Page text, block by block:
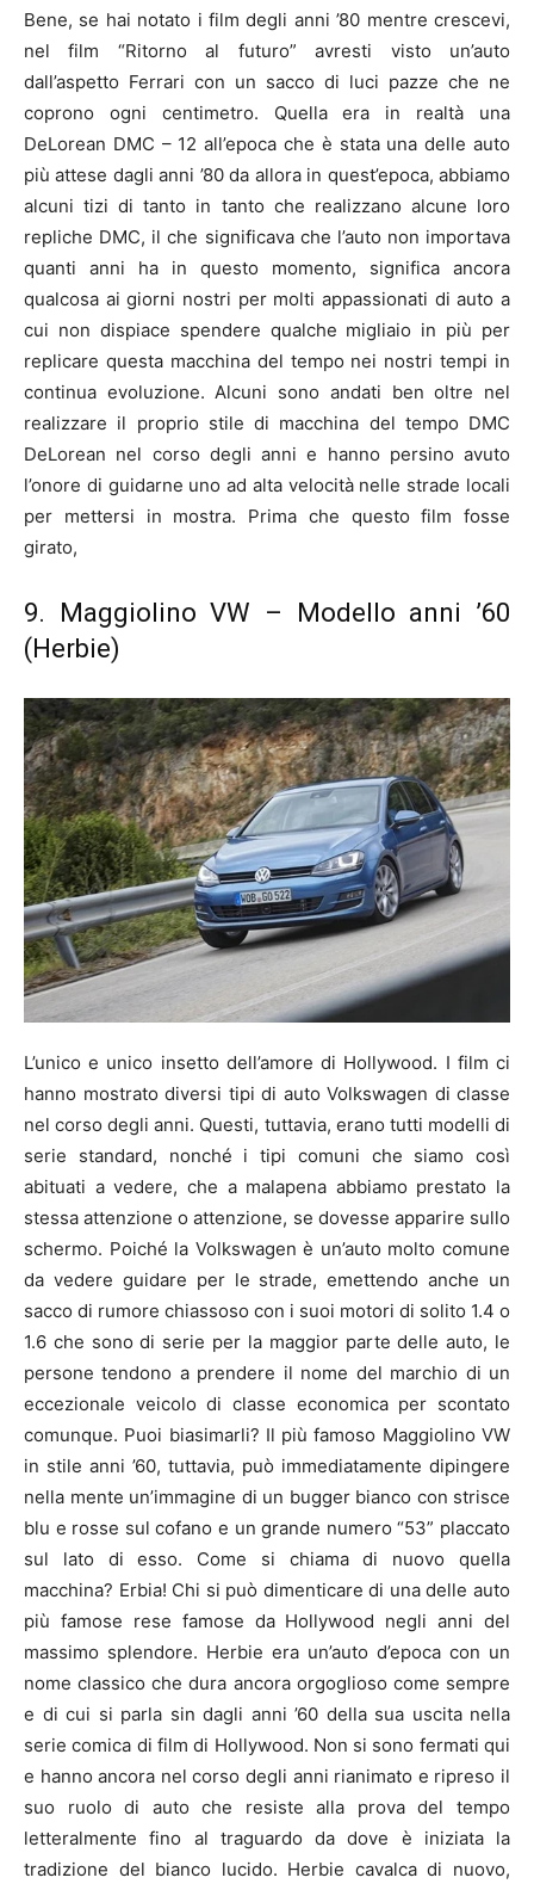
Bene, se hai notato i film degli anni ’80 mentre crescevi,
nel film “Ritorno al futuro” avresti visto un’auto
dall’aspetto Ferrari con un sacco di luci pazze che ne
coprono ogni centimetro. Quella era in realtà una
DeLorean DMC – 12 all’epoca che è stata una delle auto
più attese dagli anni ’80 da allora in quest’epoca, abbiamo
alcuni tizi di tanto in tanto che realizzano alcune loro
repliche DMC, il che significava che l’auto non importava
quanti anni ha in questo momento, significa ancora
qualcosa ai giorni nostri per molti appassionati di auto a
cui non dispiace spendere qualche migliaio in più per
replicare questa macchina del tempo nei nostri tempi in
continua evoluzione. Alcuni sono andati ben oltre nel
realizzare il proprio stile di macchina del tempo DMC
DeLorean nel corso degli anni e hanno persino avuto
l’onore di guidarne uno ad alta velocità nelle strade locali
per mettersi in mostra. Prima che questo film fosse
girato,
9. Maggiolino VW – Modello anni ’60
(Herbie)
L’unico e unico insetto dell’amore di Hollywood. I film ci
hanno mostrato diversi tipi di auto Volkswagen di classe
nel corso degli anni. Questi, tuttavia, erano tutti modelli di
serie standard, nonché i tipi comuni che siamo così
abituati a vedere, che a malapena abbiamo prestato la
stessa attenzione o attenzione, se dovesse apparire sullo
schermo. Poiché la Volkswagen è un’auto molto comune
da vedere guidare per le strade, emettendo anche un
sacco di rumore chiassoso con i suoi motori di solito 1.4 o
1.6 che sono di serie per la maggior parte delle auto, le
persone tendono a prendere il nome del marchio di un
eccezionale veicolo di classe economica per scontato
comunque. Puoi biasimarli? Il più famoso Maggiolino VW
in stile anni ’60, tuttavia, può immediatamente dipingere
nella mente un’immagine di un bugger bianco con strisce
blu e rosse sul cofano e un grande numero “53” placcato
sul lato di esso. Come si chiama di nuovo quella
macchina? Erbia! Chi si può dimenticare di una delle auto
più famose rese famose da Hollywood negli anni del
massimo splendore. Herbie era un’auto d’epoca con un
nome classico che dura ancora orgoglioso come sempre
e di cui si parla sin dagli anni ’60 della sua uscita nella
serie comica di film di Hollywood. Non si sono fermati qui
e hanno ancora nel corso degli anni rianimato e ripreso il
suo ruolo di auto che resiste alla prova del tempo
letteralmente fino al traguardo da dove è iniziata la
tradizione del bianco lucido. Herbie cavalca di nuovo,